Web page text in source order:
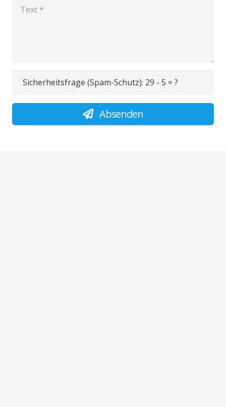
Sicherheitsfrage (Spam-Schutz): 29 - 5 = ?
Absenden